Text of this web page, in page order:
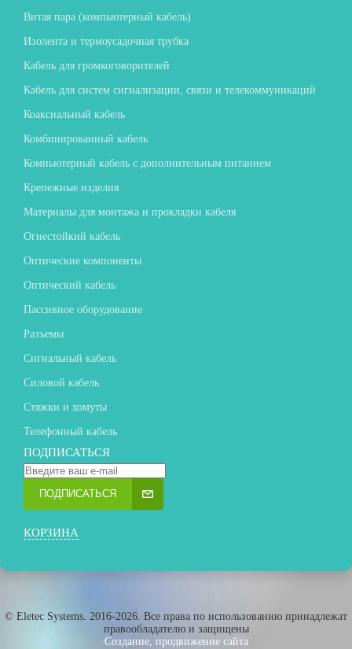
Витая пара (компьютерный кабель)
Изолента и термоусадочная трубка
Кабель для громкоговорителей
Кабель для систем сигнализации, связи и телекоммуникаций
Коаксиальный кабель
Комбинированный кабель
Компьютерный кабель с дополнительным питанием
Крепежные изделия
Материалы для монтажа и прокладки кабеля
Огнестойкий кабель
Оптические компоненты
Оптический кабель
Пассивное оборудование
Разъемы
Сигнальный кабель
Силовой кабель
Стяжки и хомуты
Телефонный кабель
ПОДПИСАТЬСЯ
ПОДПИСАТЬСЯ
КОРЗИНА
© Eletec Systems. 2016-2026. Все права по использованию принадлежат
правообладателю и защищены
Создание, продвижение сайта